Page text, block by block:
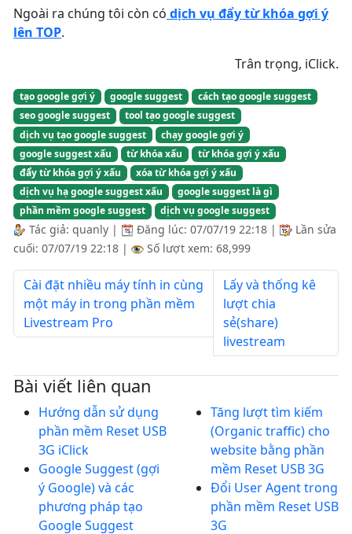
Ngoài ra chúng tôi còn có dịch vụ đẩy từ khóa gợi ý
lên TOP.
Trân trọng, iClick.
tạo google gợi ý google suggest
cách tạo google suggest
seo google suggest
tool tạo google suggest
dịch vụ tạo google suggest
chạy google gợi ý
google suggest xấu
từ khóa xấu
từ khóa gợi ý xấu
đẩy từ khóa gợi ý xấu
xóa từ khóa gợi ý xấu
dịch vụ hạ google suggest xấu
google suggest là gì
phần mềm google suggest
dịch vụ google suggest
Tác giả: quanly | Đăng lúc: 07/07/19 22:18 |
Lần sửa
cuối: 07/07/19 22:18 | Số lượt xem: 68,999
Cài đặt nhiều máy tính in cùng
một máy in trong phần mềm
Livestream Pro
Lấy và thống kê
lượt chia
sẻ(share)
livestream
Bài viết liên quan
Hướng dẫn sử dụng
phần mềm Reset USB
3G iClick
Google Suggest (gợi
ý Google) và các
phương pháp tạo
Google Suggest
Tăng lượt tìm kiếm
(Organic traffic) cho
website bằng phần
mềm Reset USB 3G
Đổi User Agent trong
phần mềm Reset USB
3G